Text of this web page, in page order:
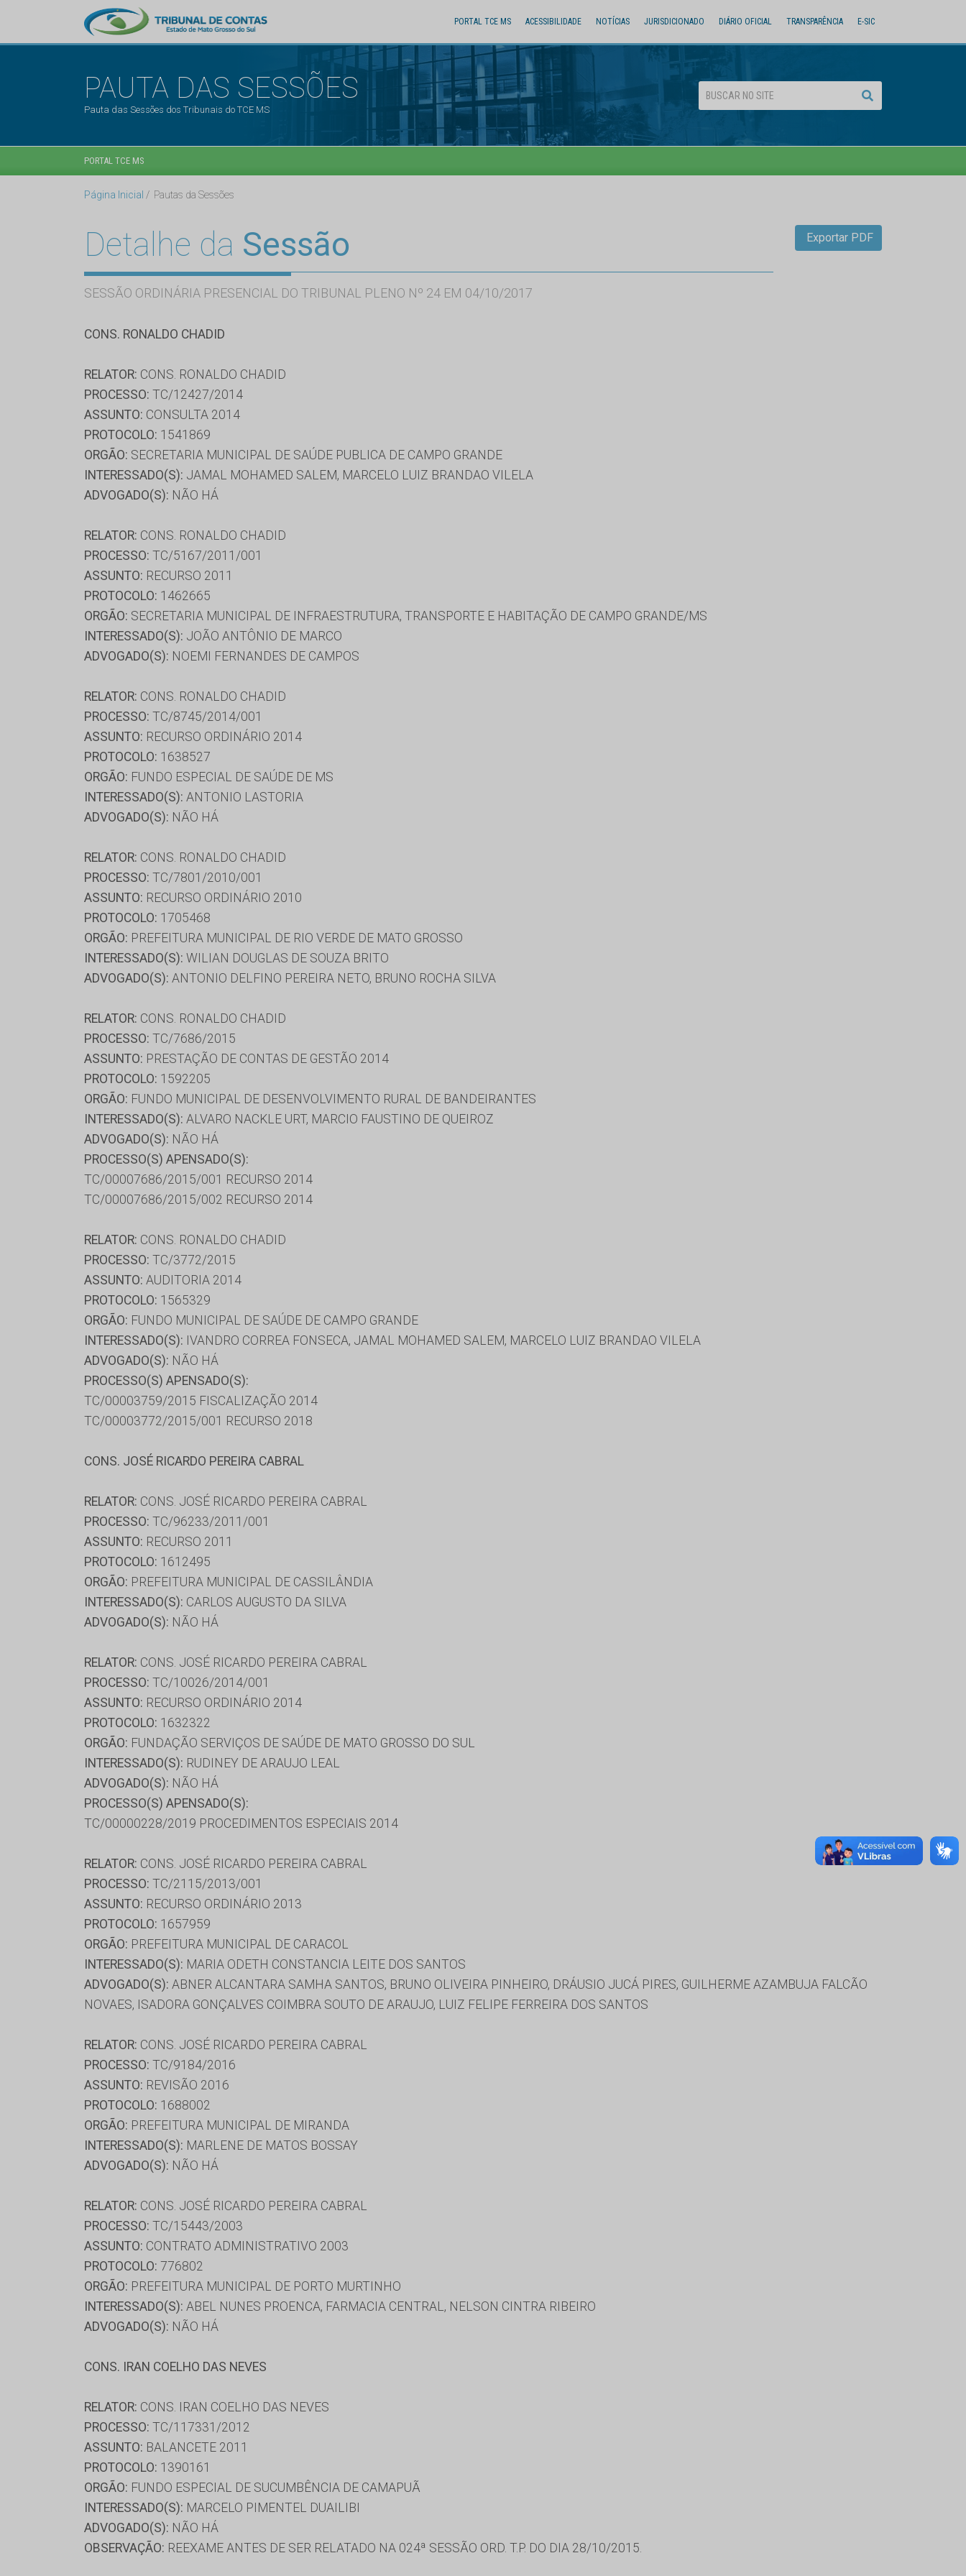
PORTAL TCE MS ACESSIBILIDADE NOTÍCIAS JURISDICIONADO DIÁRIO OFICIAL TRANSPARÊNCIA E-SIC
PAUTA DAS SESSÕES
Pauta das Sessões dos Tribunais do TCE MS
PORTAL TCE MS
Página Inicial Pautas da Sessões
Detalhe da Sessão
SESSÃO ORDINÁRIA PRESENCIAL DO TRIBUNAL PLENO Nº 24 EM 04/10/2017
Exportar PDF
CONS. RONALDO CHADID
RELATOR: CONS. RONALDO CHADID
PROCESSO: TC/12427/2014
ASSUNTO: CONSULTA 2014
PROTOCOLO: 1541869
ORGÃO: SECRETARIA MUNICIPAL DE SAÚDE PUBLICA DE CAMPO GRANDE
INTERESSADO(S): JAMAL MOHAMED SALEM, MARCELO LUIZ BRANDAO VILELA
ADVOGADO(S): NÃO HÁ
RELATOR: CONS. RONALDO CHADID
PROCESSO: TC/5167/2011/001
ASSUNTO: RECURSO 2011
PROTOCOLO: 1462665
ORGÃO: SECRETARIA MUNICIPAL DE INFRAESTRUTURA, TRANSPORTE E HABITAÇÃO DE CAMPO GRANDE/MS
INTERESSADO(S): JOÃO ANTÔNIO DE MARCO
ADVOGADO(S): NOEMI FERNANDES DE CAMPOS
RELATOR: CONS. RONALDO CHADID
PROCESSO: TC/8745/2014/001
ASSUNTO: RECURSO ORDINÁRIO 2014
PROTOCOLO: 1638527
ORGÃO: FUNDO ESPECIAL DE SAÚDE DE MS
INTERESSADO(S): ANTONIO LASTORIA
ADVOGADO(S): NÃO HÁ
RELATOR: CONS. RONALDO CHADID
PROCESSO: TC/7801/2010/001
ASSUNTO: RECURSO ORDINÁRIO 2010
PROTOCOLO: 1705468
ORGÃO: PREFEITURA MUNICIPAL DE RIO VERDE DE MATO GROSSO
INTERESSADO(S): WILIAN DOUGLAS DE SOUZA BRITO
ADVOGADO(S): ANTONIO DELFINO PEREIRA NETO, BRUNO ROCHA SILVA
RELATOR: CONS. RONALDO CHADID
PROCESSO: TC/7686/2015
ASSUNTO: PRESTAÇÃO DE CONTAS DE GESTÃO 2014
PROTOCOLO: 1592205
ORGÃO: FUNDO MUNICIPAL DE DESENVOLVIMENTO RURAL DE BANDEIRANTES
INTERESSADO(S): ALVARO NACKLE URT, MARCIO FAUSTINO DE QUEIROZ
ADVOGADO(S): NÃO HÁ
PROCESSO(S) APENSADO(S):
TC/00007686/2015/001 RECURSO 2014
TC/00007686/2015/002 RECURSO 2014
RELATOR: CONS. RONALDO CHADID
PROCESSO: TC/3772/2015
ASSUNTO: AUDITORIA 2014
PROTOCOLO: 1565329
ORGÃO: FUNDO MUNICIPAL DE SAÚDE DE CAMPO GRANDE
INTERESSADO(S): IVANDRO CORREA FONSECA, JAMAL MOHAMED SALEM, MARCELO LUIZ BRANDAO VILELA
ADVOGADO(S): NÃO HÁ
PROCESSO(S) APENSADO(S):
TC/00003759/2015 FISCALIZAÇÃO 2014
TC/00003772/2015/001 RECURSO 2018
CONS. JOSÉ RICARDO PEREIRA CABRAL
RELATOR: CONS. JOSÉ RICARDO PEREIRA CABRAL
PROCESSO: TC/96233/2011/001
ASSUNTO: RECURSO 2011
PROTOCOLO: 1612495
ORGÃO: PREFEITURA MUNICIPAL DE CASSILÂNDIA
INTERESSADO(S): CARLOS AUGUSTO DA SILVA
ADVOGADO(S): NÃO HÁ
RELATOR: CONS. JOSÉ RICARDO PEREIRA CABRAL
PROCESSO: TC/10026/2014/001
ASSUNTO: RECURSO ORDINÁRIO 2014
PROTOCOLO: 1632322
ORGÃO: FUNDAÇÃO SERVIÇOS DE SAÚDE DE MATO GROSSO DO SUL
INTERESSADO(S): RUDINEY DE ARAUJO LEAL
ADVOGADO(S): NÃO HÁ
PROCESSO(S) APENSADO(S):
TC/00000228/2019 PROCEDIMENTOS ESPECIAIS 2014
RELATOR: CONS. JOSÉ RICARDO PEREIRA CABRAL
PROCESSO: TC/2115/2013/001
ASSUNTO: RECURSO ORDINÁRIO 2013
PROTOCOLO: 1657959
ORGÃO: PREFEITURA MUNICIPAL DE CARACOL
INTERESSADO(S): MARIA ODETH CONSTANCIA LEITE DOS SANTOS
ADVOGADO(S): ABNER ALCANTARA SAMHA SANTOS, BRUNO OLIVEIRA PINHEIRO, DRÁUSIO JUCÁ PIRES, GUILHERME AZAMBUJA FALCÃO
NOVAES, ISADORA GONÇALVES COIMBRA SOUTO DE ARAUJO, LUIZ FELIPE FERREIRA DOS SANTOS
RELATOR: CONS. JOSÉ RICARDO PEREIRA CABRAL
PROCESSO: TC/9184/2016
ASSUNTO: REVISÃO 2016
PROTOCOLO: 1688002
ORGÃO: PREFEITURA MUNICIPAL DE MIRANDA
INTERESSADO(S): MARLENE DE MATOS BOSSAY
ADVOGADO(S): NÃO HÁ
RELATOR: CONS. JOSÉ RICARDO PEREIRA CABRAL
PROCESSO: TC/15443/2003
ASSUNTO: CONTRATO ADMINISTRATIVO 2003
PROTOCOLO: 776802
ORGÃO: PREFEITURA MUNICIPAL DE PORTO MURTINHO
INTERESSADO(S): ABEL NUNES PROENCA, FARMACIA CENTRAL, NELSON CINTRA RIBEIRO
ADVOGADO(S): NÃO HÁ
CONS. IRAN COELHO DAS NEVES
RELATOR: CONS. IRAN COELHO DAS NEVES
PROCESSO: TC/117331/2012
ASSUNTO: BALANCETE 2011
PROTOCOLO: 1390161
ORGÃO: FUNDO ESPECIAL DE SUCUMBÊNCIA DE CAMAPUÃ
INTERESSADO(S): MARCELO PIMENTEL DUAILIBI
ADVOGADO(S): NÃO HÁ
OBSERVAÇÃO: REEXAME ANTES DE SER RELATADO NA 024ª SESSÃO ORD. T.P. DO DIA 28/10/2015.